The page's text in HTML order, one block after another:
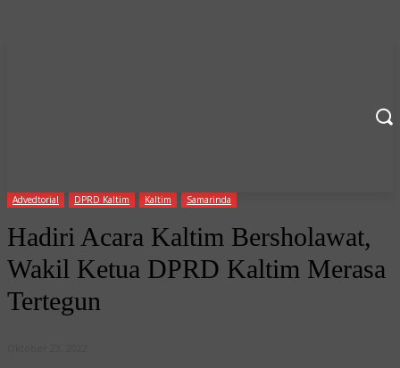
Advedtorial DPRD Kaltim Kaltim Samarinda
Hadiri Acara Kaltim Bersholawat,
Wakil Ketua DPRD Kaltim Merasa
Tertegun